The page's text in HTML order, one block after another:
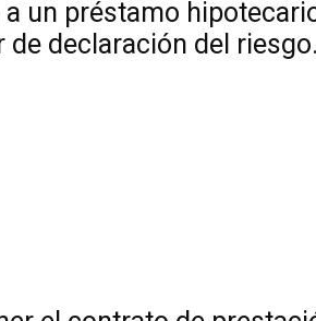
un préstamo
declaración del riesgo.